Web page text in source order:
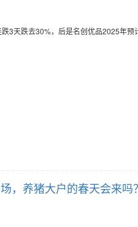
3天跌去30%，后是名创优品2025年
，养猪大户的春天会来吗